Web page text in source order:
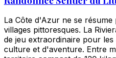
La Côte d'Azur ne se résume
villages pittoresques. La
de jeu extraordinaire pour
culture et d'aventure. Entre